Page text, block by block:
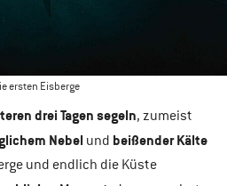
ersten Eisberge
drei Tagen segeln, zumeist
Nebel und beißender Kälte
und endlich die Küste